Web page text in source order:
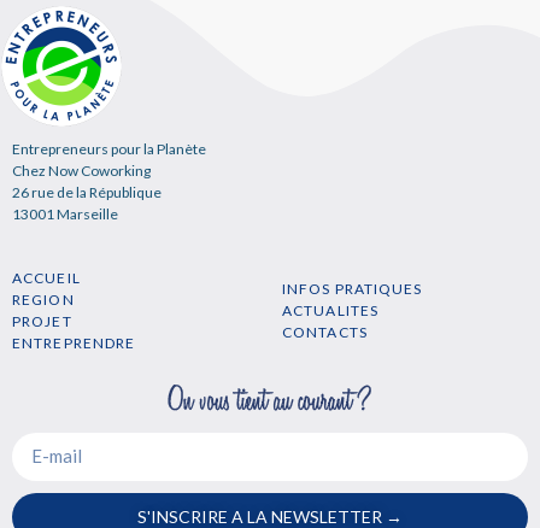
Entrepreneurs pour la Planète
Chez Now Coworking
26 rue de la République
13001 Marseille
ACCUEIL
REGION
PROJET
ENTREPRENDRE
INFOS PRATIQUES
ACTUALITES
CONTACTS
S'INSCRIRE A LA NEWSLETTER →